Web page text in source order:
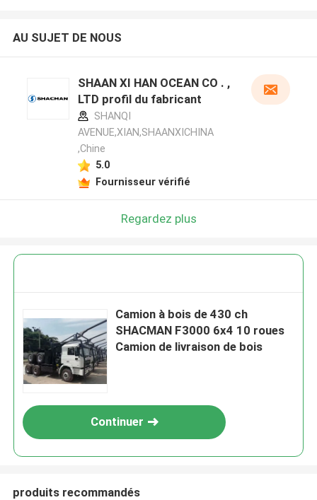
AU SUJET DE NOUS
SHAAN XI HAN OCEAN CO . ,
LTD profil du fabricant
SHANQI
AVENUE,XIAN,SHAANXICHINA
,Chine
5.0
Fournisseur vérifié
Regardez plus
Camion à bois de 430 ch
SHACMAN F3000 6x4 10 roues
Camion de livraison de bois
Continuer
produits recommandés